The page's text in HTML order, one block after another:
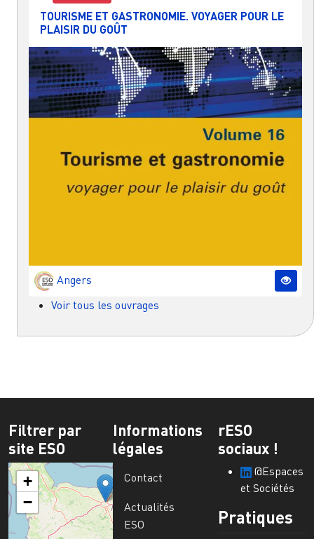
TOURISME ET GASTRONOMIE. VOYAGER POUR LE
PLAISIR DU GOÛT
Angers
Voir tous les ouvrages
Filtrer par
site ESO
+
−
Informations
légales
Contact
Actualités
ESO
rESO
sociaux !
@Espaces
et Sociétés
Pratiques